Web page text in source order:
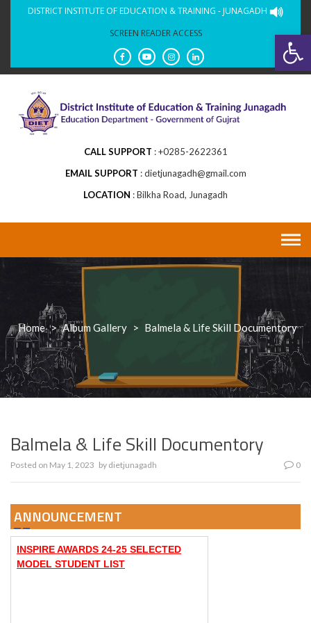
DISTRICT INSTITUTE OF EDUCATION & TRAINING - JUNAGADH
SCREEN READER ACCESS
CALL SUPPORT
+0285-2622361
EMAIL SUPPORT
dietjunagadh@gmail.com
LOCATION
Bilkha Road, Junagadh
Home > Album Gallery > Balmela & Life Skill Documentory
Balmela & Life Skill Documentory
Posted on May 1, 2023 by dietjunagadh 0
ANNOUNCEMENT
INSPIRE AWARDS 24-25 SELECTED
MODEL STUDENT LIST